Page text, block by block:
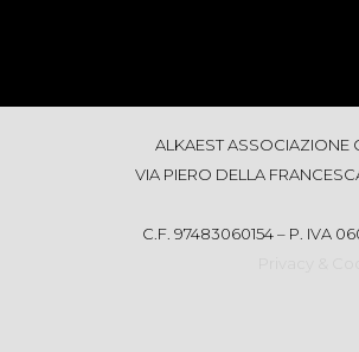
ALKAEST ASSOCIAZIONE
VIA PIERO DELLA
C.F. 97483060154 – P. IVA